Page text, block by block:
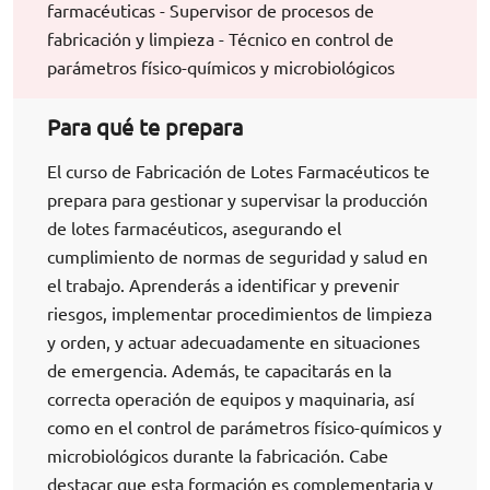
farmacéuticas - Supervisor de procesos de
fabricación y limpieza - Técnico en control de
parámetros físico-químicos y microbiológicos
Para qué te prepara
El curso de Fabricación de Lotes Farmacéuticos te
prepara para gestionar y supervisar la producción
de lotes farmacéuticos, asegurando el
cumplimiento de normas de seguridad y salud en
el trabajo. Aprenderás a identificar y prevenir
riesgos, implementar procedimientos de limpieza
y orden, y actuar adecuadamente en situaciones
de emergencia. Además, te capacitarás en la
correcta operación de equipos y maquinaria, así
como en el control de parámetros físico-químicos y
microbiológicos durante la fabricación. Cabe
destacar que esta formación es complementaria y